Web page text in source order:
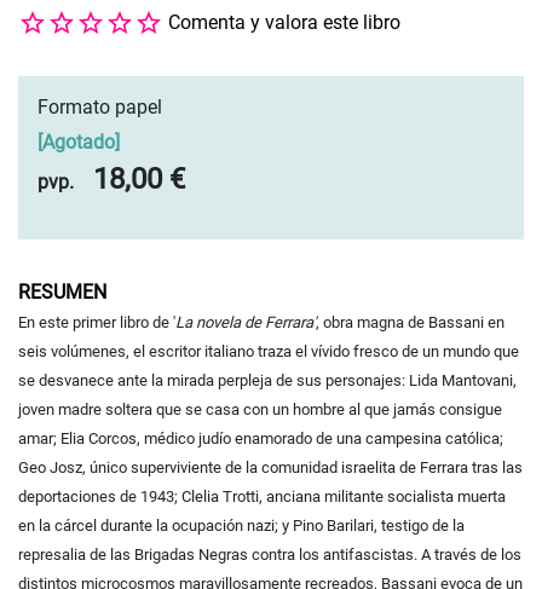
Comenta y valora este libro
Formato papel
Agotado]
pvp.
18,00 €
RESUMEN
En este primer libro de 'La novela de Ferrara', obra magna de Bassani en
seis volúmenes, el escritor italiano traza el vívido fresco de un mundo que
se desvanece ante la mirada perpleja de sus personajes: Lida Mantovani,
joven madre soltera que se casa con un hombre al que jamás consigue
amar; Elia Corcos, médico judío enamorado de una campesina católica;
Geo Josz, único superviviente de la comunidad israelita de Ferrara tras las
deportaciones de 1943; Clelia Trotti, anciana militante socialista muerta
en la cárcel durante la ocupación nazi; y Pino Barilari, testigo de la
represalia de las Brigadas Negras contra los antifascistas. A través de los
distintos microcosmos maravillosamente recreados, Bassani evoca de un